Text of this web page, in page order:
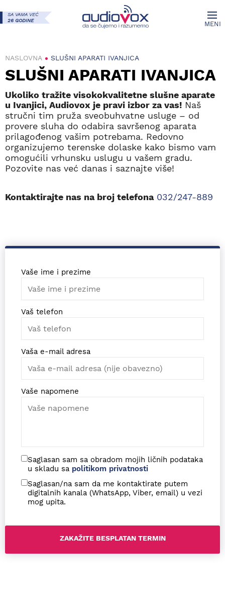
SA VAMA VEĆ
26 GODINE
MENI
NASLOVNA SLUŠNI APARATI IVANJICA
SLUŠNI APARATI IVANJICA
Ukoliko tražite visokokvalitetne slušne aparate
u Ivanjici, Audiovox je pravi izbor za vas! Naš
stručni tim pruža sveobuhvatne usluge – od
provere sluha do odabira savršenog aparata
prilagođenog vašim potrebama. Redovno
organizujemo terenske dolaske kako bismo vam
omogućili vrhunsku uslugu u vašem gradu.
Pozovite nas već danas i saznajte više!
Kontaktirajte nas na broj telefona 032/247-889
Vaše ime i prezime
Vaš telefon
Vaša e-mail adresa
Vaše napomene
Saglasan sam sa obradom mojih ličnih podataka
u skladu sa politikom privatnosti
Saglasan/na sam da me kontaktirate putem
digitalnih kanala (WhatsApp, Viber, email) u vezi
mog upita.